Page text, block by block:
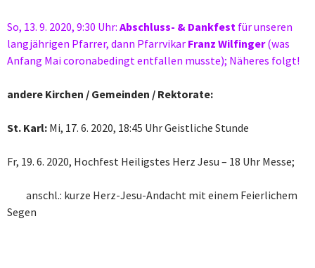
So, 13. 9. 2020, 9:30 Uhr: Abschluss- & Dankfest für unseren
langjährigen Pfarrer, dann Pfarrvikar Franz Wilfinger(was
Anfang Mai coronabedingt entfallen musste); Näheres folgt!
andere Kirchen / Gemeinden / Rektorate:
St. Karl: Mi, 17. 6. 2020, 18:45 Uhr Geistliche Stunde
Fr, 19. 6. 2020, Hochfest Heiligstes Herz Jesu – 18 Uhr Messe;
anschl.: kurze Herz-Jesu-Andacht mit einem Feierlichem
Segen